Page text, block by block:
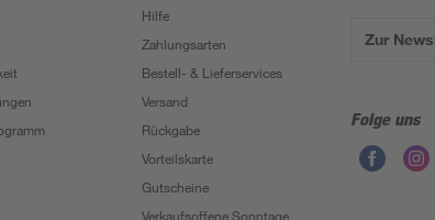
Hilfe
Zahlungsarten
Bestell- & Lieferservices
Versand
Rückgabe
Vorteilskarte
Gutscheine
Verkaufsoffene Sonntage
Zur
Folge uns